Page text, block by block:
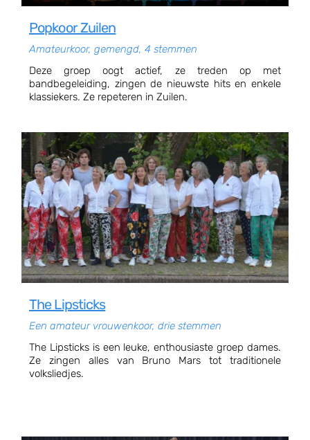
Popkoor Zuilen
Amateurkoor, gemengd, 4 stemmen
Deze groep oogt actief, ze treden op met
bandbegeleiding, zingen de nieuwste hits en enkele
klassiekers. Ze repeteren in Zuilen.
The Lipsticks
Een amateur vrouwenkoor, drie stemmen
The Lipsticks is een leuke, enthousiaste groep dames.
Ze zingen alles van Bruno Mars tot traditionele
volksliedjes.